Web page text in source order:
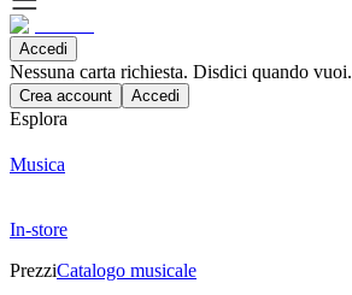
Accedi
Nessuna carta richiesta. Disdici quando vuoi.
Crea account Accedi
Esplora
Musica
In-store
PrezziCatalogo musicale